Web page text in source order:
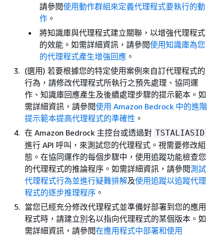
請參閱使用動作群組來定義代理程式要執行的動
作 。
將知識庫與代理程式建立關聯，以增強代理程式
的效能。如需詳細資訊，請參閱使用知識庫為您
的代理程式產生增強回應 。
(選用) 若要根據您的特定使用案例來自訂代理程式的
行為，請修改代理程式所執行之預先處理、協同運
作、知識庫回應產生及後續處理步驟的提示範本。如
需詳細資訊，請參閱使用 Amazon Bedrock 中的進階
提示範本提高代理程式的準確性 。
在 Amazon Bedrock 主控台或透過對 TSTALIASID
進行 API 呼叫，來測試您的代理程式。視需要修改組
態。在協同運作的每個步驟中，使用追蹤功能檢查您
的代理程式的推論程序。如需詳細資訊，請參閱測試
代理程式行為並進行疑難排解及使用追蹤以追蹤代理
程式的逐步推理程序 。
當您已經充分修改代理程式並準備好部署到您的應用
程式時，請建立別名以指向代理程式的某個版本。如
需詳細資訊，請參閱在應用程式中部署和使用